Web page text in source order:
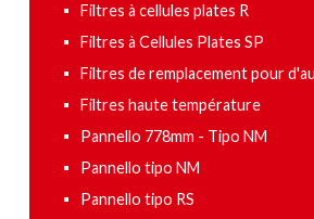
Filtres à cellules plates R
Filtres à Cellules Plates SP
Filtres de remplacement pour
Filtres haute température
Pannello 778mm - Tipo NM
Pannello tipo NM
Pannello tipo RS